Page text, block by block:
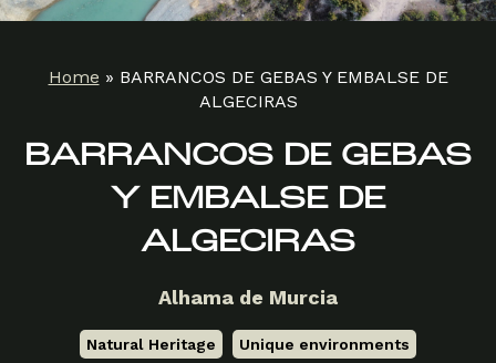
Home » BARRANCOS DE GEBAS Y EMBALSE DE
ALGECIRAS
BARRANCOS DE GEBAS
Y EMBALSE DE
ALGECIRAS
Alhama de Murcia
Natural Heritage Unique environments